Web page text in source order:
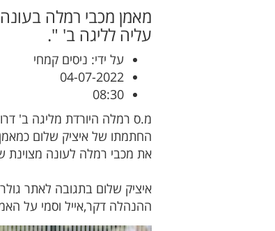
מאמן מכבי רמלה
עליה לליגה ב' ".
על ידי: ניסים קמחי
04-07-2022
08:30
מ.ס רמלה היורדת מליגה ב'
החתמתו של איציק שלום
את מכבי רמלה לעונה מצוינת
איציק שלום בתגובה לאתר
ההנהלה דקר,אייל וסמי על